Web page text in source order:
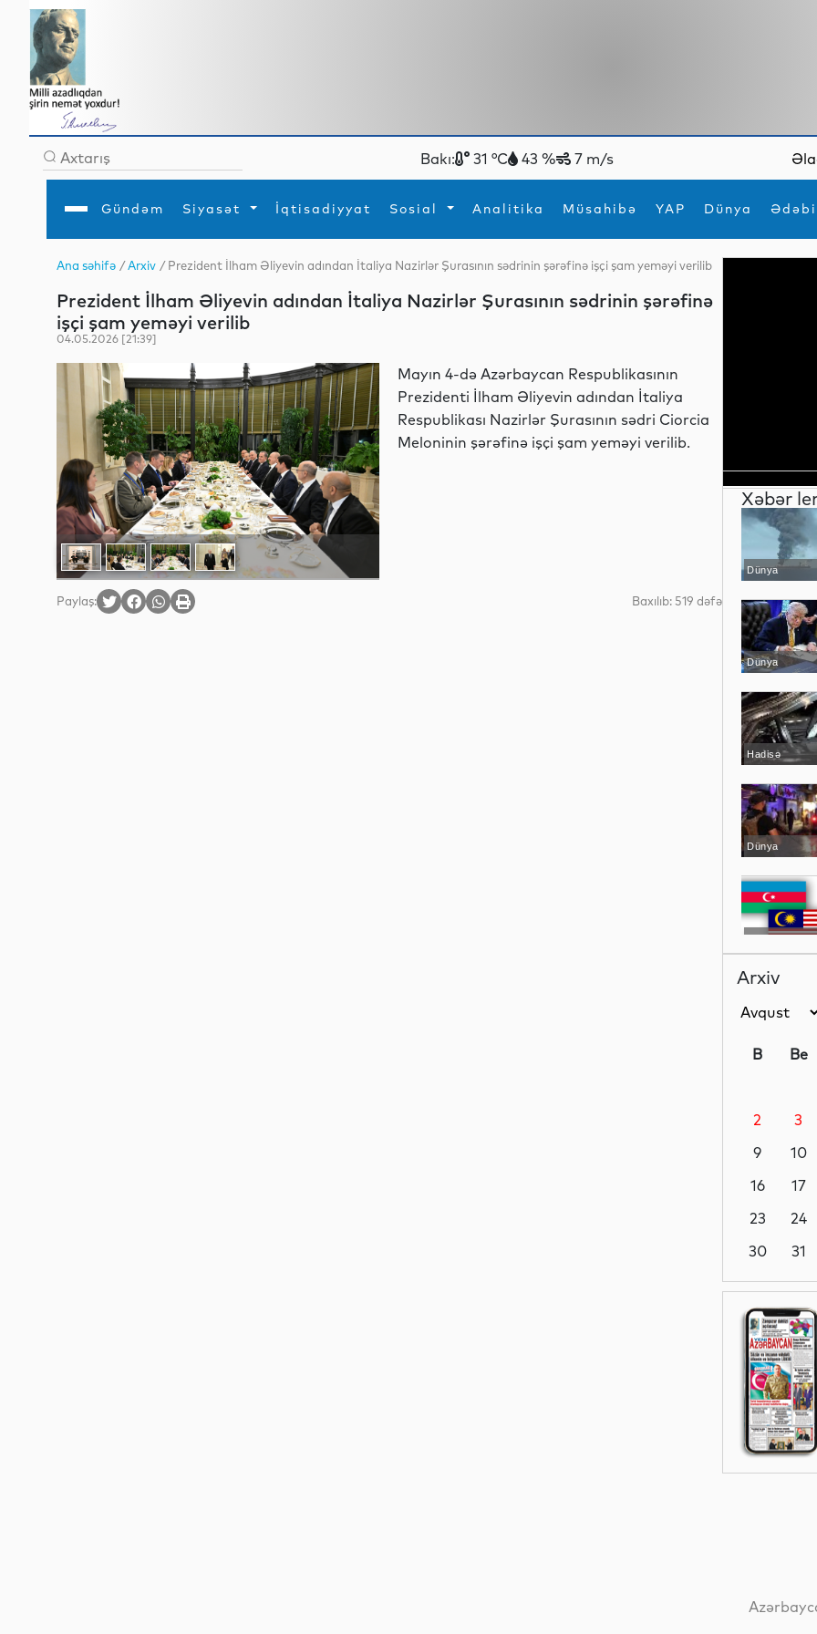
Bakı: 31 °C 43 % 7 m/s
Gündəm Siyasət İqtisadiyyat Sosial Analitika Müsahibə YAP Dünya
Gündəm
İqtisadiyyat
YAP
Analitika
Mədəniyyət
Müsahibə
Ədəbiyyat
MEDİA
Xarici siyasət
Daxili siyasət
Sosial
Turizm
Diaspor
İdmanYeni texnologiyalar
Ana səhifə /Arxiv / Prezident İlham Əliyevin adından İtaliya Nazirlər Şurasının sədrinin şərəfinə işçi şam yeməyi verilib
Prezident İlham Əliyevin adından İtaliya Nazirlər Şurasının sədrinin şərəfinə
işçi şam yeməyi verilib
04.05.2026 [21:39]
Mayın 4-də Azərbaycan Respublikasının
Prezidenti İlham Əliyevin adından İtaliya
Respublikası Nazirlər Şurasının sədri Ciorcia
Meloninin şərəfinə işçi şam yeməyi verilib.
Paylaş: Baxılıb: 519 dəfə
Xəbər
Dünya
Dünya
Hadisə
Dünya
Siyasət
Siyasət
Siyasət
Dünya
Siyasət
Arxiv
B Be
2
3
9
10
16
17
23
24
30
31